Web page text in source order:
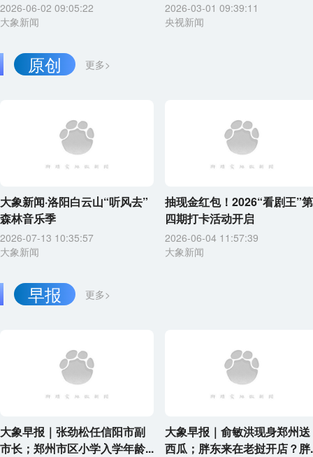
2026-06-02 09:05:22
大象新闻
2026-03-01 09:39:11
央视新闻
更多>
原创
大象新闻·洛阳白云山“听风去”
森林音乐季
2026-07-13 10:35:57
大象新闻
抽现金红包！2026“看剧王”第
四期打卡活动开启
2026-06-04 11:57:39
大象新闻
更多>
早报
大象早报｜张劲松任信阳市副
市长；郑州市区小学入学年龄...
大象早报｜俞敏洪现身郑州送
西瓜；胖东来在老挝开店？胖